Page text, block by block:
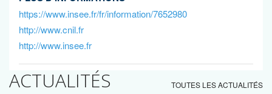
https://www.insee.fr/fr/information/7652980
http://www.cnil.fr
http://www.insee.fr
ACTUALITÉS TOUTES LES ACTUALITÉS